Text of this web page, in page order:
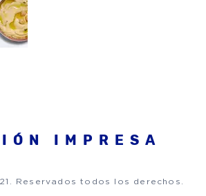
IMPRESA
Reservados todos los derechos.